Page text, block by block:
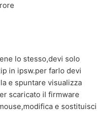
lo stesso,devi solo
in ipsw.per farlo devi
e spuntare visualizza
scaricato il firmware
e sostituisci